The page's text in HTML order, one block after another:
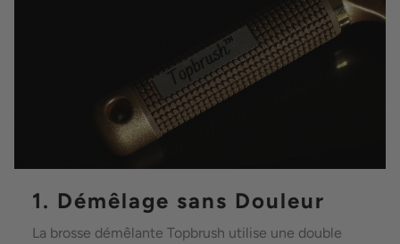
1. Démêlage sans Douleur
La brosse démêlante Topbrush utilise une double